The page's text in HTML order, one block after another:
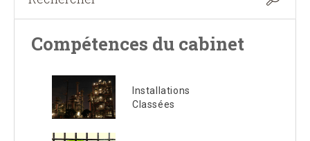
Compétences du cabinet
Installations
Classées